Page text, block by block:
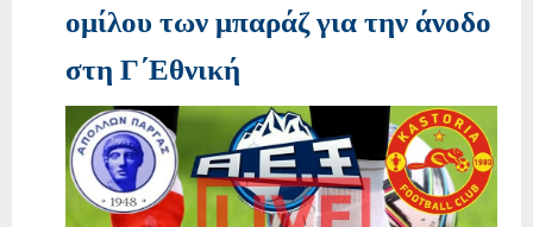
ομίλου των μπαράζ για την άνοδο
στη Γ΄Εθνική